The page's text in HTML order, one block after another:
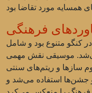
فرهنگی
کنگو متنوع بود و شامل
موسیقی نقش مهمی
سازها و ریتم‌های سنتی
جشن‌ها استفاده می‌شد و